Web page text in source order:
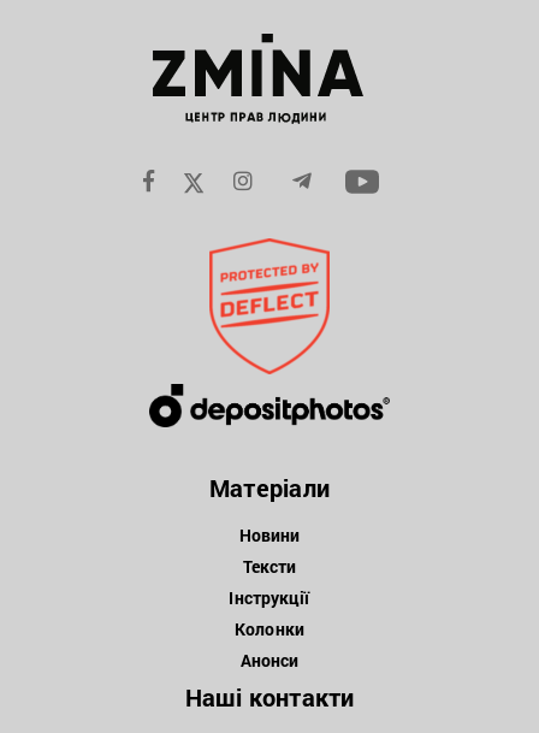
Матеріали
Новини
Тексти
Інструкції
Колонки
Анонси
Наші контакти